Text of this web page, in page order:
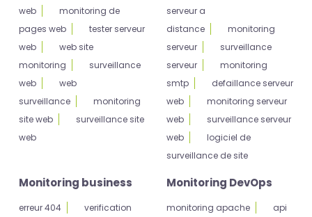
web
monitoring de
pages web
tester serveur
web
web site
monitoring
surveillance
web
web
surveillance
monitoring
site web
surveillance site
web
serveur a
distance
monitoring
serveur
surveillance
serveur
monitoring
smtp
defaillance serveur
web
monitoring serveur
web
surveillance serveur
web
logiciel de
surveillance de site
Monitoring business
erreur 404
verification
Monitoring DevOps
monitoring apache
api